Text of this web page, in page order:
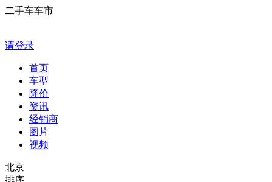
二手车车市
请登录
首页
车型
降价
资讯
经销商
图片
视频
北京
排序